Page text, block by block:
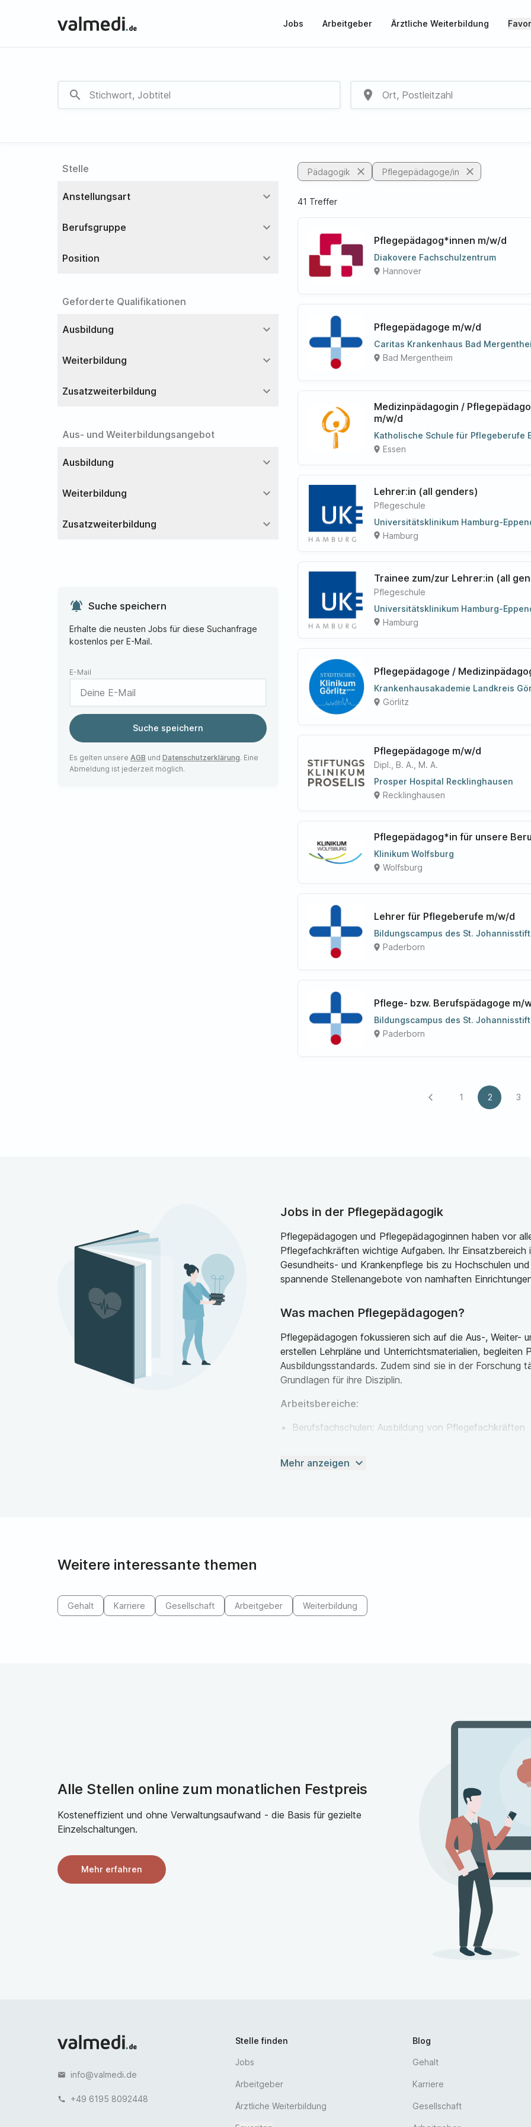
Jobs Arbeitgeber Ärztliche Weiterbildung
search place
Stelle
Anstellungsart expand_more
Berufsgruppe expand_more
Position expand_more
Geforderte Qualifikationen
Ausbildung expand_more
Weiterbildung expand_more
Zusatzweiterbildung expand_more
Aus- und Weiterbildungsangebot
Ausbildung expand_more
Weiterbildung expand_more
Zusatzweiterbildung expand_more
notifications_active Suche speichern
Erhalte die neusten Jobs für diese Suchanfrage
kostenlos per E-Mail.
E-Mail
Suche speichern
Es gelten unsere AGB und Datenschutzerklärung. Eine
Abmeldung ist jederzeit möglich.
Pädagogik close Pflegepädagoge/in close
41 Treffer
Pflegepädagog*innen m/w/d
Diakovere Fachschulzentrum
place Hannover
Pflegepädagoge m/w/d
Caritas Krankenhaus Bad
place Bad Mergentheim
Medizinpädagogin /
m/w/d
Katholische Schule für Pflegeberufe
place Essen
Lehrer:in (all genders)
Pflegeschule
Universitätsklinikum Hamburg-
place Hamburg
Trainee zum/zur Lehrer:in (all
Pflegeschule
Universitätsklinikum Hamburg-
place Hamburg
Pflegepädagoge /
Krankenhausakademie Landkreis
place Görlitz
Pflegepädagoge m/w/d
Dipl., B. A., M. A.
Prosper Hospital Recklinghausen
place Recklinghausen
Pflegepädagog*in für unsere
Klinikum Wolfsburg
place Wolfsburg
Lehrer für Pflegeberufe m/w/d
Bildungscampus des St.
place Paderborn
Pflege- bzw. Berufspädagoge m/
Bildungscampus des St.
place Paderborn
arrow_back_ios 1 2 3
Jobs in der Pflegepädagogik
Pflegepädagogen und Pflegepädagoginnen haben vor
Pflegefachkräften wichtige Aufgaben. Ihr
Gesundheits- und Krankenpflege bis zu Hochschulen
spannende Stellenangebote von namhaften
Was machen Pflegepädagogen?
Pflegepädagogen fokussieren sich auf die Aus-, Weiter-
erstellen Lehrpläne und Unterrichtsmaterialien, begleiten
Ausbildungsstandards. Zudem sind sie in der Forschung
Grundlagen für ihre Disziplin.
Arbeitsbereiche:
Berufsfachschulen: Ausbildung von Pflegefachkräften
Gesundheitseinrichtungen: Interne Weiterbildung
Beratungsstellen: Fachliche Beratung
angeboten.
Berufliche Perspektiven und Gehalt in der
Das Studium der Pflegepädagogik bietet ein breites
Nachfrage nach qualifizierten Pflegepädagogen ist hoch.
insbesondere für Führungskräfte positiv. Insgesamt
und eine positive Zukunftsperspektive in der
Das Einstiegsgehalt für Absolventen eines
Spezialisierung zwischen 3.400 und 3.600 Euro. Bei
besteht die Option der Verbeamtung. Mit
Euro steigen. In Führungspositionen sind sogar
Gehälter in der stationären und ambulanten Pflege sind
Mehr anzeigen expand_more
Weitere interessante themen
Gehalt Karriere Gesellschaft Arbeitgeber Weiterbildung
Alle Stellen online zum monatlichen Festpreis
Kosteneffizient und ohne Verwaltungsaufwand - die Basis für gezielte
Einzelschaltungen.
Mehr erfahren
email info@valmedi.de
call +49 6195 8092448
Stelle finden
Jobs
Arbeitgeber
Ärztliche Weiterbildung
Blog
Gehalt
Karriere
Gesellschaft